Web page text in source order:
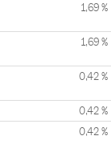
1,69 %
1,69 %
0,42 %
0,42 %
0,42 %